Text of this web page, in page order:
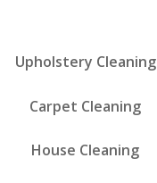
Upholstery Cleaning
Carpet Cleaning
House Cleaning